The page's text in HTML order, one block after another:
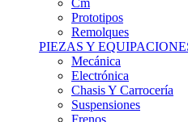
Remolques
PIEZAS Y EQUIPACIONES
Mecánica
Electrónica
Chasis Y Carrocería
Suspensiones
Frenos
Llantas